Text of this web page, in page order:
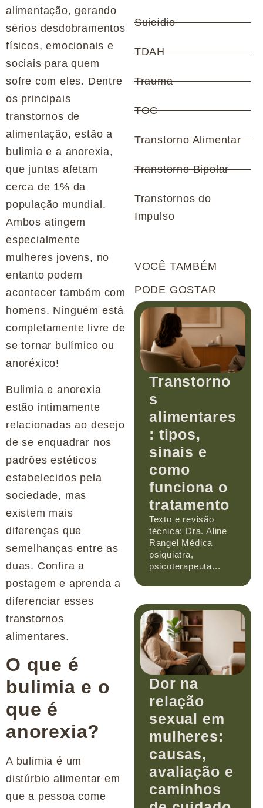
alimentação, gerando
sérios desdobramentos
físicos, emocionais e
sociais para quem
sofre com eles. Dentre
os principais
transtornos de
alimentação, estão a
bulimia e a anorexia,
que juntas afetam
cerca de 1% da
população mundial.
Ambos atingem
especialmente
mulheres jovens, no
entanto podem
acontecer também com
homens. Ninguém está
completamente livre de
se tornar bulímico ou
anoréxico!
Bulimia e anorexia
estão intimamente
relacionadas ao desejo
de se enquadrar nos
padrões estéticos
estabelecidos pela
sociedade, mas
existem mais
diferenças que
semelhanças entre as
duas. Confira a
postagem e aprenda a
diferenciar esses
transtornos
alimentares.
O que é
bulimia e o
que é
anorexia?
A bulimia é um
distúrbio alimentar em
que a pessoa come
Suicídio
TDAH
Trauma
TOC
Transtorno Alimentar
Transtorno Bipolar
Transtornos do
Impulso
VOCÊ TAMBÉM
PODE GOSTAR
Transtorno
s
alimentares
: tipos,
sinais e
como
funciona o
tratamento
Texto e revisão
técnica: Dra. Aline
Rangel Médica
psiquiatra,
psicoterapeuta...
Dor na
relação
sexual em
mulheres:
causas,
avaliação e
caminhos